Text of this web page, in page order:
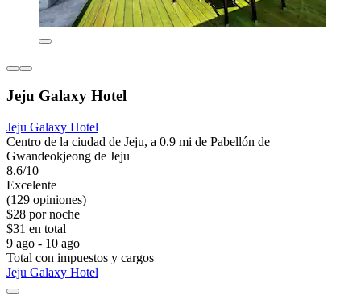
Jeju Galaxy Hotel
Jeju Galaxy Hotel
Centro de la ciudad de Jeju, a 0.9 mi de Pabellón de
Gwandeokjeong de Jeju
8.6/10
Excelente
(129 opiniones)
$28 por noche
$31 en total
9 ago - 10 ago
Total con impuestos y cargos
Jeju Galaxy Hotel